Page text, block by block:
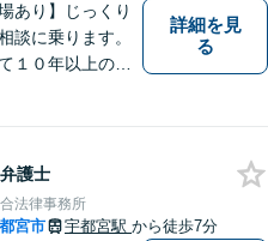
あり】じっくり
談に乗ります。
１０年以上の経
詳細を見
る
弁護士
法律事務所
宮市 宇都宮駅 から徒歩7分